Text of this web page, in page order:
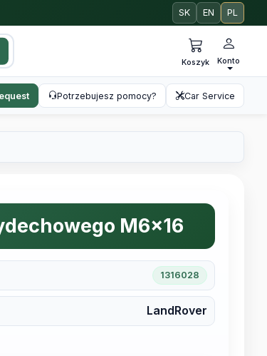
SK EN PL
Koszyk Konto
Potrzebujesz pomocy? Car Service
M6x16
1316028
LandRover